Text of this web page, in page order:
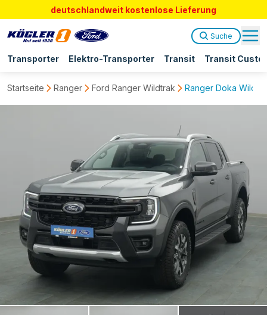
deutschlandweit kostenlose Lieferung
Transporter Elektro-Transporter Transit Transit
Suche
Startseite Ranger Ford Ranger Wildtrak Ranger Doka